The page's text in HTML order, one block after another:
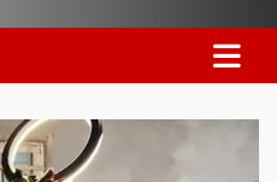
Screen Arabia